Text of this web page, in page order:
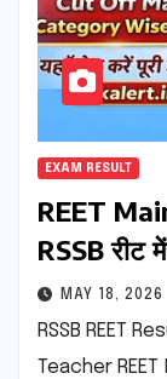
EXAM RESULT
REET
RSSB रीट
MAY 18, 2026
RSSB REET
Teacher